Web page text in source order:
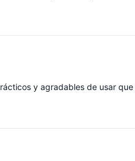
y agradables de usar